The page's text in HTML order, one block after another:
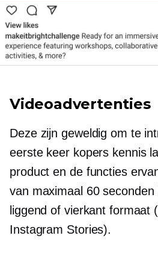
Videoadvertenties
Deze zijn geweldig om te
eerste keerkopers kennis
product en de functies
van maximaal 60 seconden
liggend of vierkant formaat
Instagram Stories).